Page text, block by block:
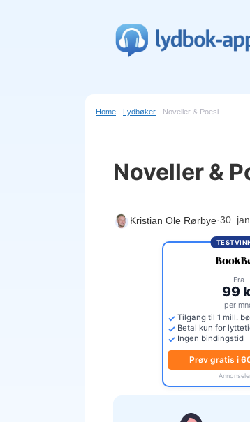
Home - Lydbøker - Noveller & Poesi
Noveller &
Kristian Ole Rørbye·30.
Fra
99
per
Tilgang til 1 mill.
Betal kun for
Ingen bindingstid
Prøv gratis i